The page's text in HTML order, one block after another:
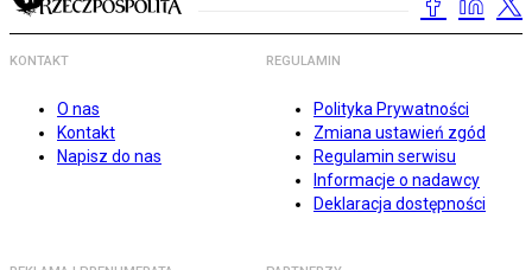
KONTAKT
O nas
Kontakt
Napisz do nas
REGULAMIN
Polityka Prywatności
Zmiana ustawień zgód
Regulamin serwisu
Informacje o nadawcy
Deklaracja dostępności